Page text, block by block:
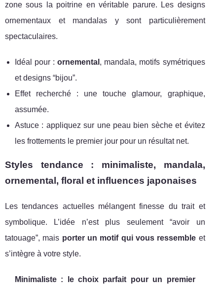
zone sous la poitrine en véritable parure. Les designs
ornementaux et mandalas y sont particulièrement
spectaculaires.
Idéal pour :ornemental , mandala, motifs symétriques
et designs “bijou”.
Effet recherché : une touche glamour, graphique,
assumée.
Astuce : appliquez sur une peau bien sèche et évitez
les frottements le premier jour pour un résultat net.
Styles tendance : minimaliste, mandala,
ornemental, floral et influences japonaises
Les tendances actuelles mélangent finesse du trait et
symbolique. L’idée n’est plus seulement “avoir un
tatouage”, mais porter un motif qui vous ressemble et
s’intègre à votre style.
Minimaliste : le choix parfait pour un premier